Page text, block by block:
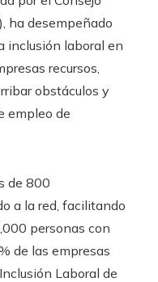
ha desempeñado
inclusión laboral en
recursos,
obstáculos y
empleo de
de 800
a la red, facilitando
personas con
de las empresas
Laboral de